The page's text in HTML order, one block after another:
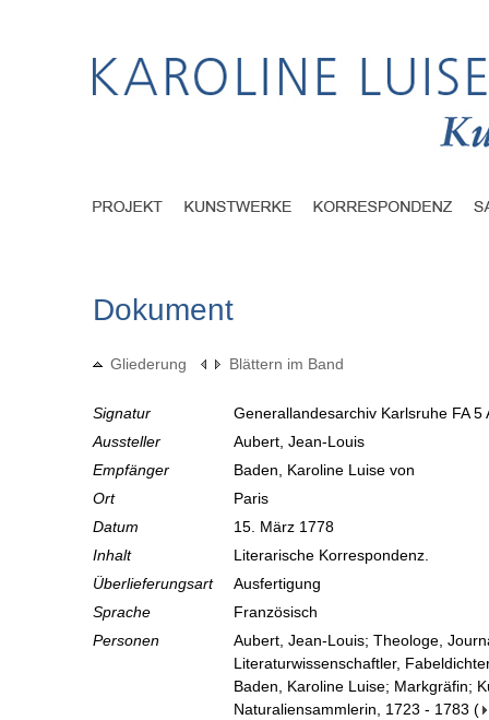
Dokument
Gliederung Blättern im Band
Signatur
Generallandesarchiv Karlsruhe FA
Aussteller
Aubert, Jean-Louis
Empfänger
Baden, Karoline Luise von
Ort
Paris
Datum
15. März 1778
Inhalt
Literarische Korrespondenz.
Überlieferungsart
Ausfertigung
Sprache
Französisch
Personen
Aubert, Jean-Louis; Theologe,
Literaturwissenschaftler,
Baden, Karoline Luise; Markgräfin;
Naturaliensammlerin, 1723 - 1783 (